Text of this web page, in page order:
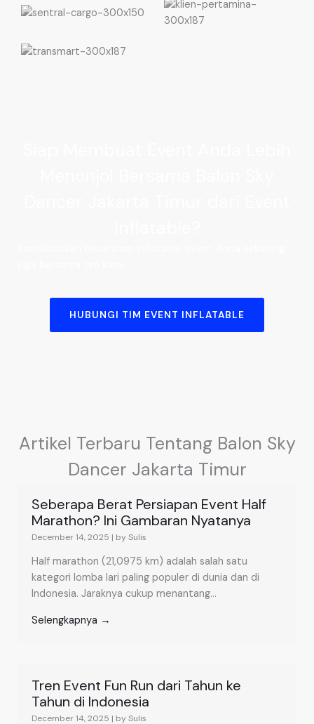
HUBUNGI TIM EVENT INFLATABLE
Artikel Terbaru Tentang Balon Sky
Dancer Jakarta Timur
Seberapa Berat Persiapan Event Half
Marathon? Ini Gambaran Nyatanya
December 14, 2025 | by Sulis
Half marathon (21,0975 km) adalah salah satu
kategori lomba lari paling populer di dunia dan di
Indonesia. Jaraknya cukup menantang...
Selengkapnya →
Tren Event Fun Run dari Tahun ke
Tahun di Indonesia
December 14, 2025 | by Sulis